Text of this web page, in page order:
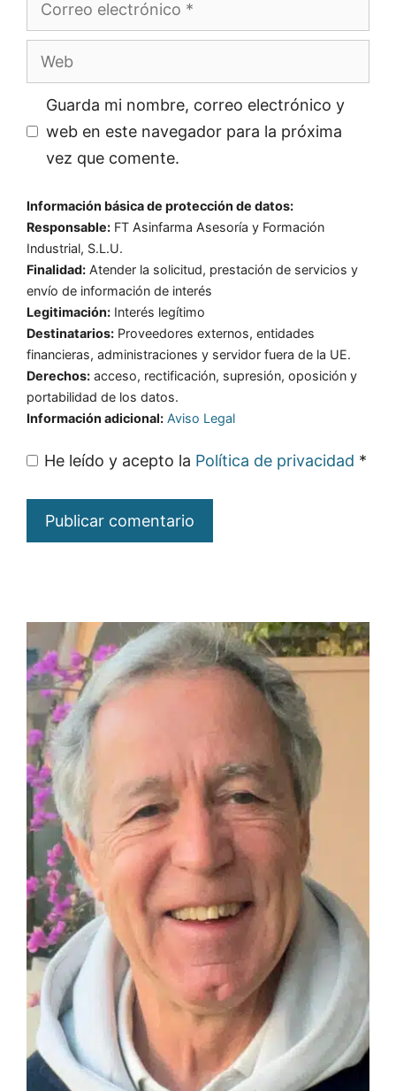
electrónico
Web
Guarda mi nombre, correo electrónico y
web en este navegador para la próxima
vez que comente.
Información básica de protección de datos:
Responsable: FT Asinfarma Asesoría y Formación
Industrial, S.L.U.
Finalidad: Atender la solicitud, prestación de servicios y
envío de información de interés
Legitimación: Interés legítimo
Destinatarios: Proveedores externos, entidades
financieras, administraciones y servidor fuera de la UE.
Derechos: acceso, rectificación, supresión, oposición y
portabilidad de los datos.
Información adicional: Aviso Legal
He leído y acepto la Política de privacidad *